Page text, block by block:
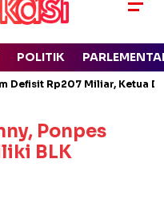
POLITIK
Defisit Rp207 Miliar, Ketua
Ponpes
BLK